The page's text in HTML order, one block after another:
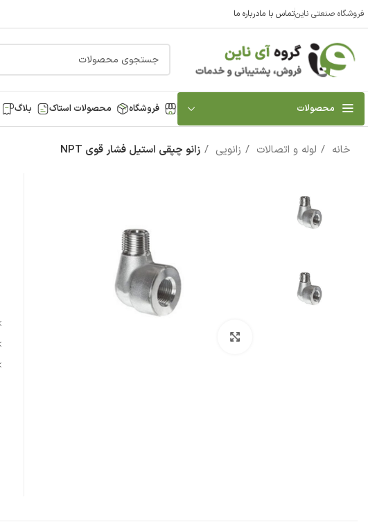
فروشگاه صنعتی ناینتماس با مادرباره ما
محصولات فروشگاه محصولات استاک بلاگ
خانه لوله و اتصالات زانویی ‏زانو چپقی استیل فشار قوی NPT‏